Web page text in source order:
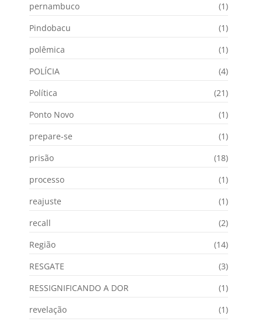
pernambuco
(1)
Pindobacu
(1)
polêmica
(1)
POLÍCIA
(4)
Política
(21)
Ponto Novo
(1)
prepare-se
(1)
prisão
(18)
processo
(1)
reajuste
(1)
recall
(2)
Região
(14)
RESGATE
(3)
RESSIGNIFICANDO A DOR
(1)
revelação
(1)